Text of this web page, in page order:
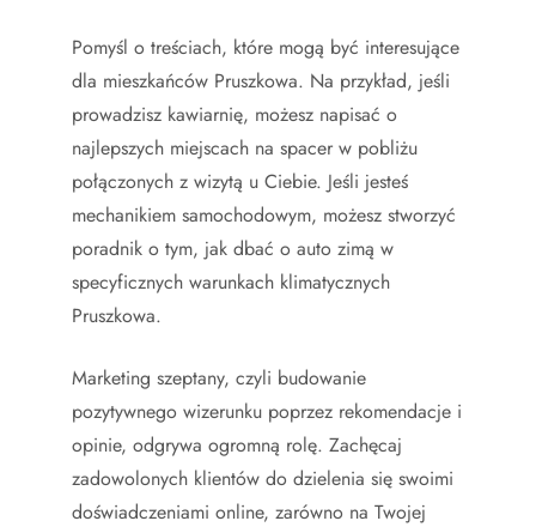
Pomyśl o treściach, które mogą być interesujące
dla mieszkańców Pruszkowa. Na przykład, jeśli
prowadzisz kawiarnię, możesz napisać o
najlepszych miejscach na spacer w pobliżu
połączonych z wizytą u Ciebie. Jeśli jesteś
mechanikiem samochodowym, możesz stworzyć
poradnik o tym, jak dbać o auto zimą w
specyficznych warunkach klimatycznych
Pruszkowa.
Marketing szeptany, czyli budowanie
pozytywnego wizerunku poprzez rekomendacje i
opinie, odgrywa ogromną rolę. Zachęcaj
zadowolonych klientów do dzielenia się swoimi
doświadczeniami online, zarówno na Twojej